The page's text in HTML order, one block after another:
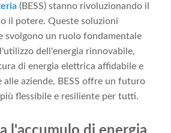
(BESS) stanno rivoluzionando il
il potere. Queste soluzioni
svolgono un ruolo fondamentale
dell'energia rinnovabile,
di energia elettrica affidabile e
alle aziende, BESS offre un futuro
flessibile e resiliente per tutti.